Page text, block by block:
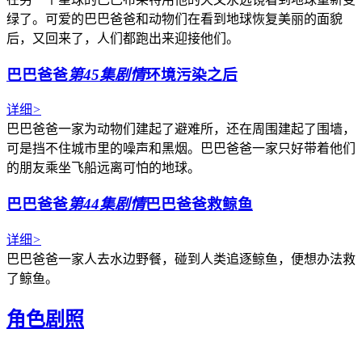
绿了。可爱的巴巴爸爸和动物们在看到地球恢复美丽的面貌
后，又回来了，人们都跑出来迎接他们。
巴巴爸爸第45集剧情环境污染之后
详细>
巴巴爸爸一家为动物们建起了避难所，还在周围建起了围墙，
可是挡不住城市里的噪声和黑烟。巴巴爸爸一家只好带着他们
的朋友乘坐飞船远离可怕的地球。
巴巴爸爸第44集剧情巴巴爸爸救鲸鱼
详细>
巴巴爸爸一家人去水边野餐，碰到人类追逐鲸鱼，便想办法救
了鲸鱼。
角色剧照